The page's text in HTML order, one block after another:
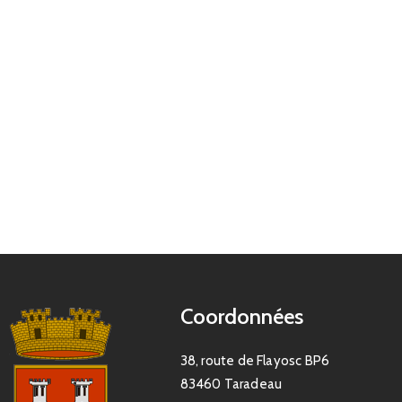
Coordonnées
38, route de Flayosc BP6
83460 Taradeau